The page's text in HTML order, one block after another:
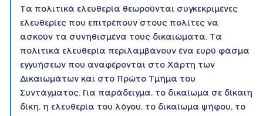
Τα πολιτικά ελευθερία θεωρούνται συγκεκριμένες
ελευθερίες που επιτρέπουν στους πολίτες να
ασκούν τα συνηθισμένα τους δικαιώματα. Τα
πολιτικά ελευθερία περιλαμβάνουν ένα ευρύ φάσμα
εγγυήσεων που αναφέρονται στο Χάρτη των
Δικαιωμάτων και στο Πρώτο Τμήμα του
Συντάγματος. Για παράδειγμα, το δικαίωμα σε δίκαιη
δίκη, η ελευθερία του λόγου, το δικαίωμα ψήφου, το